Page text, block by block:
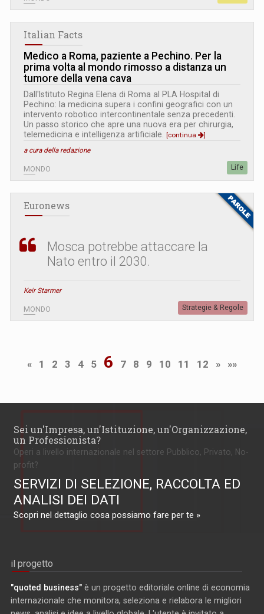
Italian Facts
Medico a Roma, paziente a Pechino. Per la
prima volta al mondo rimosso a distanza un
tumore della vena cava
Dall'Istituto Regina Elena di Roma al PLA Hospital di
Pechino: la medicina supera i confini geografici con un
intervento robotico intercontinentale senza precedenti.
Un passo storico che apre una nuova era per chirurgia,
telemedicina e intelligenza artificiale.
[continua
]
a cura della redazione
MONDO Life
Euronews
Mosca potrebbe attaccare la
Nato entro il 2030.
Keir Starmer
MONDO Strategie & Regole
« 1 2 3 4 5 6 7 8 9 10 11 12 » »»
Sei un'Impresa, un'Istituzione, un'Organizzazione,
un Professionista?
Operi a livello internazionale nel settore Pubblico, Privato, No-
profit?
SERVIZI DI SELEZIONE, RACCOLTA ED
ANALISI DEI DATI
Scopri nel dettaglio cosa possiamo fare per te »
il progetto
"quoted business" è un progetto editoriale online di economia
internazionale che monitora, seleziona e rielabora le migliori